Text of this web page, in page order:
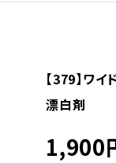
【379】ワ
漂白剤
1,900